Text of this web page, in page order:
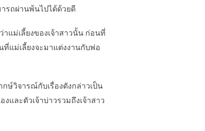
รถผ่านพ้นไปได้ด้วยดี
ม่เลี้ยงของเจ้าสาวนั้น ก่อนที่
แม่เลี้ยงจะมาแต่งงานกับพ่อ
วิจารณ์กับเรื่องดังกล่าวเป็น
ละตัวเจ้าบ่าวรวมถึงเจ้าสาว